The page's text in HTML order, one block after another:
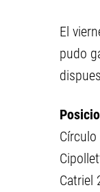
El
pudo
Catriel